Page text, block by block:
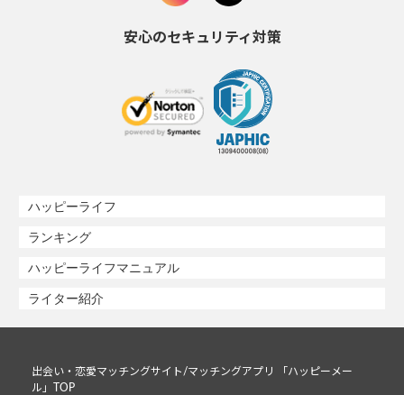
安心のセキュリティ対策
ハッピーライフ
ランキング
ハッピーライフマニュアル
ライター紹介
出会い・恋愛マッチングサイト/マッチングアプリ 「ハッピーメー
ル」TOP